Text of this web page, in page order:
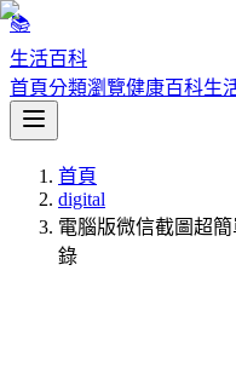
📚
生活百科
首頁分類瀏覽健康百科生
首頁
digital
電腦版微信截圖超
錄